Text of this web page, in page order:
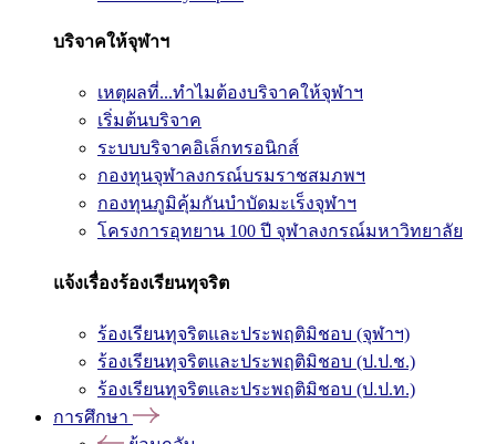
บริจาคให้จุฬาฯ
เหตุผลที่...ทำไมต้องบริจาคให้จุฬาฯ
เริ่มต้นบริจาค
ระบบบริจาคอิเล็กทรอนิกส์
กองทุนจุฬาลงกรณ์บรมราชสมภพฯ
กองทุนภูมิคุ้มกันบำบัดมะเร็งจุฬาฯ
โครงการอุทยาน 100 ปี จุฬาลงกรณ์มหาวิทยาลัย
แจ้งเรื่องร้องเรียนทุจริต
ร้องเรียนทุจริตและประพฤติมิชอบ (จุฬาฯ)
ร้องเรียนทุจริตและประพฤติมิชอบ (ป.ป.ช.)
ร้องเรียนทุจริตและประพฤติมิชอบ (ป.ป.ท.)
การศึกษา